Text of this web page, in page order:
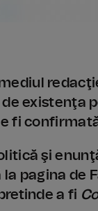
existenţa
fi
şi
pagina de
a fi